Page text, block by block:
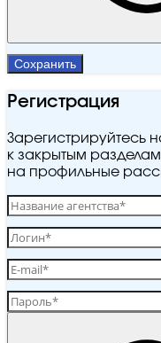
Сохранить
Регистрация
Зарегистрируйтесь
к закрытым разделам
на профильные